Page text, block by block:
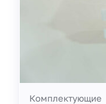
Комплектующие